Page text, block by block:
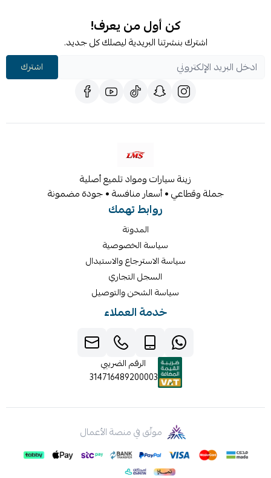
كن أول من يعرف!
اشترك بنشرتنا البريدية ليصلك كل جديد.
اشترك
زينة سيارات ومواد تلميع أصلية
جملة وقطاعي • أسعار منافسة • جودة مضمونة
روابط تهمك
المدونة
سياسة الخصوصية
سياسة الاسترجاع والاستبدال
السجل التجاري
سياسة الشحن والتوصيل
خدمة العملاء
الرقم الضريبي
314716489200003
موثّق في منصة الأعمال